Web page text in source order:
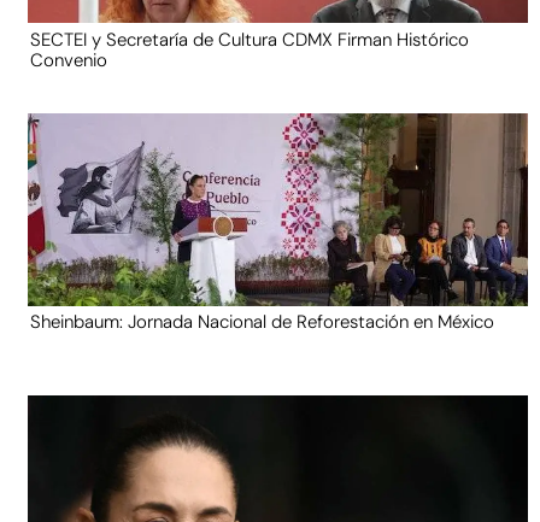
SECTEI y Secretaría de Cultura CDMX Firman Histórico
Convenio
Sheinbaum: Jornada Nacional de Reforestación en México